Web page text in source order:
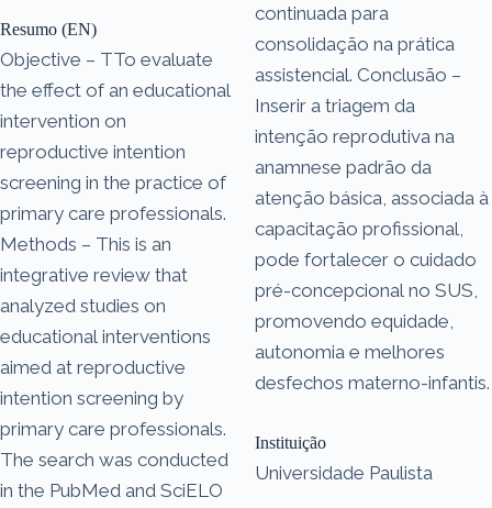
Resumo (EN)
Objective – TTo evaluate
the effect of an educational
intervention on
reproductive intention
screening in the practice of
primary care professionals.
Methods – This is an
integrative review that
analyzed studies on
educational interventions
aimed at reproductive
intention screening by
primary care professionals.
The search was conducted
in the PubMed and SciELO
continuada para
consolidação na prática
assistencial. Conclusão –
Inserir a triagem da
intenção reprodutiva na
anamnese padrão da
atenção básica, associada à
capacitação profissional,
pode fortalecer o cuidado
pré-concepcional no SUS,
promovendo equidade,
autonomia e melhores
desfechos materno-infantis.
Instituição
Universidade Paulista